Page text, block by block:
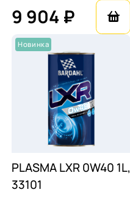
9 904 ₽
Новинка
PLASMA LXR 0W40 1L,
33101